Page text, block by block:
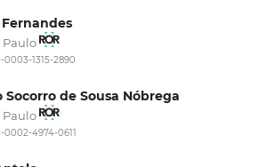
Paulo
1315-2890
de Sousa Nóbrega
Paulo
4974-0611